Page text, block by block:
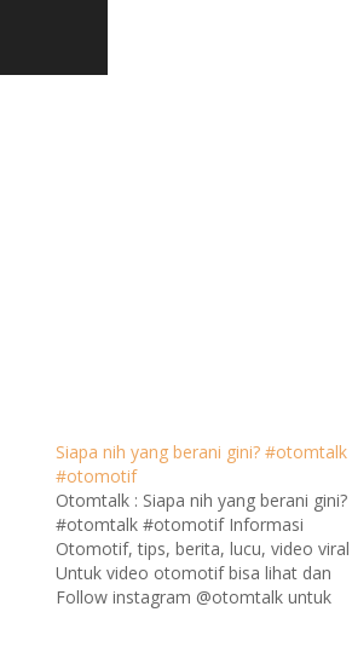
Siapa nih yang berani gini? #otomtalk
#otomotif
Otomtalk : Siapa nih yang berani gini?
#otomtalk #otomotif Informasi
Otomotif, tips, berita, lucu, video viral
Untuk video otomotif bisa lihat dan
Follow instagram @otomtalk untuk